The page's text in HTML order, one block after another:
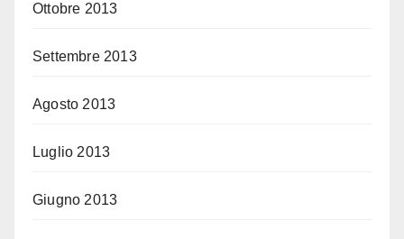
Ottobre 2013
Settembre 2013
Agosto 2013
Luglio 2013
Giugno 2013